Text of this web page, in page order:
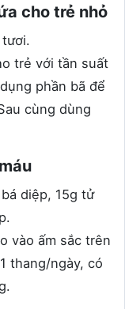
cho trẻ nhỏ
tươi.
trẻ với tần suất
phần bã để
cùng dùng
diệp, 15g tử
vào ấm sắc trên
thang/ngày, có